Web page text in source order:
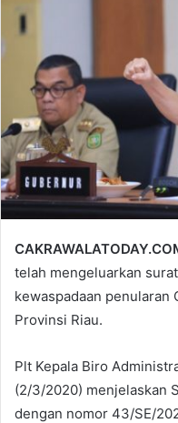
telah mengeluarkan
kewaspadaan penularan
Provinsi Riau.
Plt Kepala Biro
(2/3/2020) menjelaskan
dengan nomor 43/SE/